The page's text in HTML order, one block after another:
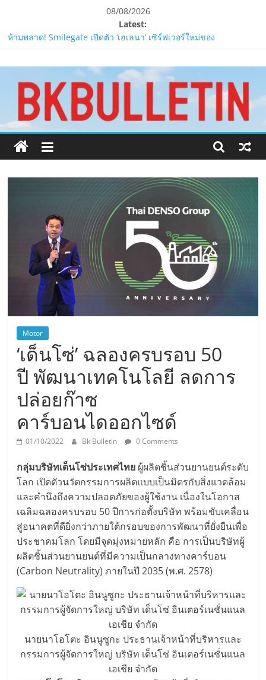
content
08/08/2026
Latest:
ห้ามพลาด! Smilegate เปิดตัว ‘เฮเลนา’ เซิร์ฟเวอร์ใหม่ของ
พร้อมอาวุธเคียวและศึกกิลด์-PvP เดือดครึ่งปีหลัง 2026
Smilegate ฉลองครบรอบ 1 ปี “Lordnine”เปิดตัวเซิร์ฟใหม่ ‘Helena’
บูสต์ EXP กระฉูด 50% พร้อมแจกซัมมอนสูงสุด 1,111 ครั้ง!
LORDNINE จัดศึกคนดังสายเกม ไทย ปะทะ ฟิลิปปินส์ใน “Rise of the
Tenth Lord”
PIPPER STANDARD® เปิดตัวแชมพูอาบน้ำ และ โฟมอาบแห้งสัตว์
เลี้ยง
เสนอ
ข่าว
ครบ
ทุก
Motor
‘เด็นโซ่’ ฉลองครบรอบ 50
ปี พัฒนาเทคโนโลยี ลดการ
ปล่อยก๊าซ
คาร์บอนไดออกไซด์
01/10/2022 Bk Bulletin 0 Comments
กลุ่มบริษัทเด็นโซ่ประเทศไทย ผู้ผลิตชิ้นส่วนยานยนต์ระดับ
โลก เปิดตัวนวัตกรรมการผลิตแบบเป็นมิตรกับสิ่งแวดล้อม
และคำนึงถึงความปลอดภัยของผู้ใช้งาน เนื่องในโอกาส
เฉลิมฉลองครบรอบ 50 ปีการก่อตั้งบริษัท พร้อมขับเคลื่อน
สู่อนาคตที่ดียิ่งกว่าภายใต้กรอบของการพัฒนาที่ยั่งยืนเพื่อ
ประชาคมโลก โดยมีจุดมุ่งหมายหลัก คือ การเป็นบริษัทผู้
ผลิตชิ้นส่วนยานยนต์ที่มีความเป็นกลางทางคาร์บอน
(Carbon Neutrality) ภายในปี 2035 (พ.ศ. 2578)
นายนาโอโตะ อินนูซูกะ ประธานเจ้าหน้าที่บริหารและ
กรรมการผู้จัดการใหญ่ บริษัท เด็นโซ่ อินเตอร์เนชั่นแนล
เอเชีย จำกัด